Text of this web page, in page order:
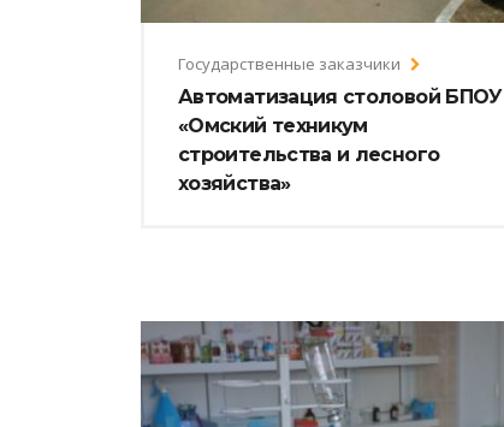
Государственные заказчики
Автоматизация столовой БПОУ
«Омский техникум
строительства и лесного
хозяйства»